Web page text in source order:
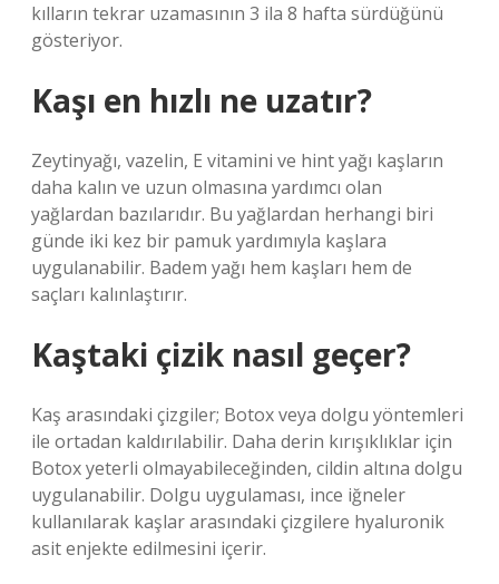
kılların tekrar uzamasının 3 ila 8 hafta sürdüğünü
gösteriyor.
Kaşı en hızlı ne uzatır?
Zeytinyağı, vazelin, E vitamini ve hint yağı kaşların
daha kalın ve uzun olmasına yardımcı olan
yağlardan bazılarıdır. Bu yağlardan herhangi biri
günde iki kez bir pamuk yardımıyla kaşlara
uygulanabilir. Badem yağı hem kaşları hem de
saçları kalınlaştırır.
Kaştaki çizik nasıl geçer?
Kaş arasındaki çizgiler; Botox veya dolgu yöntemleri
ile ortadan kaldırılabilir. Daha derin kırışıklıklar için
Botox yeterli olmayabileceğinden, cildin altına dolgu
uygulanabilir. Dolgu uygulaması, ince iğneler
kullanılarak kaşlar arasındaki çizgilere hyaluronik
asit enjekte edilmesini içerir.